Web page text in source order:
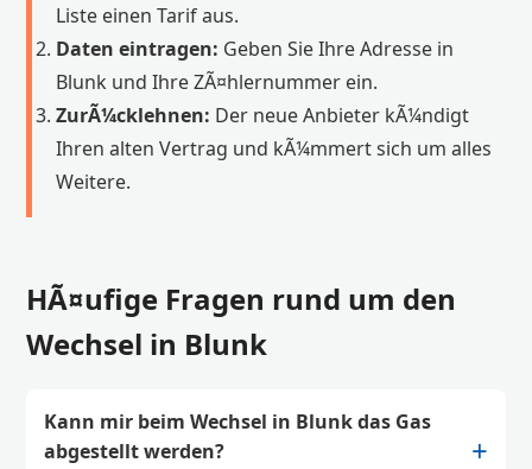
Liste einen Tarif aus.
Daten eintragen: Geben Sie Ihre Adresse in
Blunk und Ihre ZÃ¤hlernummer ein.
ZurÃ¼cklehnen: Der neue Anbieter kÃ¼ndigt
Ihren alten Vertrag und kÃ¼mmert sich um alles
Weitere.
HÃ¤ufige Fragen rund um den
Wechsel in Blunk
Kann mir beim Wechsel in Blunk das Gas
abgestellt werden?